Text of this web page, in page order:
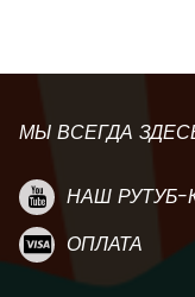
МЫ ВСЕГДА
НАШ РУТУБ-
ОПЛАТА